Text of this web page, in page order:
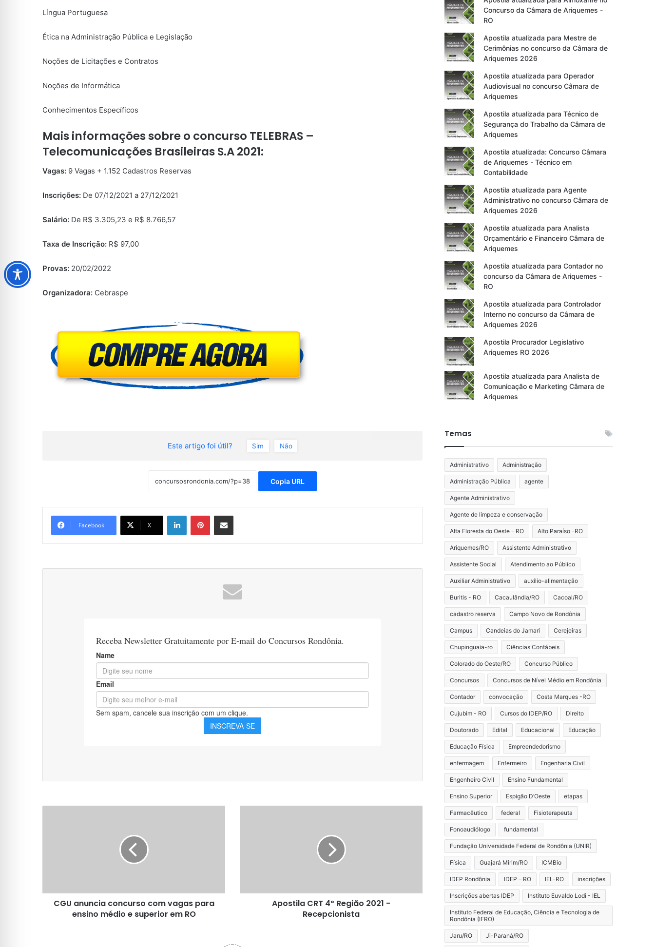
Língua Portuguesa
Ética na Administração Pública e Legislação
Noções de Licitações e Contratos
Noções de Informática
Conhecimentos Específicos
Mais informações sobre o concurso TELEBRAS –
Telecomunicações Brasileiras S.A 2021:
Vagas: 9 Vagas + 1.152 Cadastros Reservas
Inscrições: De 07/12/2021 a 27/12/2021
Salário: De R$ 3.305,23 e R$ 8.766,57
Taxa de Inscrição: R$ 97,00
Provas: 20/02/2022
Organizadora: Cebraspe
Este artigo foi útil? Sim Não
Copia URL
Facebook X
LinkedinPinterestCompartilhar via e-mail
e
superior
CGU anuncia concurso com vagas para
ensino médio e superior em RO
Apostila CRT 4º Região 2021 -
Recepcionista
Concurso da Câmara de Ariquemes -
RO
Apostila atualizada para Mestre de
Cerimônias no concurso da Câmara de
Ariquemes 2026
Apostila atualizada para Operador
Audiovisual no concurso Câmara de
Ariquemes
Apostila atualizada para Técnico de
Segurança do Trabalho da Câmara de
Ariquemes
Apostila atualizada: Concurso Câmara
de Ariquemes - Técnico em
Contabilidade
Apostila atualizada para Agente
Administrativo no concurso Câmara de
Ariquemes 2026
Apostila atualizada para Analista
Orçamentário e Financeiro Câmara de
Ariquemes
Apostila atualizada para Contador no
concurso da Câmara de Ariquemes -
RO
Apostila atualizada para Controlador
Interno no concurso da Câmara de
Ariquemes 2026
Apostila Procurador Legislativo
Ariquemes RO 2026
Apostila atualizada para Analista de
Comunicação e Marketing Câmara de
Ariquemes
Temas
Administrativo Administração
Administração Pública agente
Agente Administrativo
Agente de limpeza e conservação
Alta Floresta do Oeste - RO Alto Paraíso -RO
Ariquemes/RO Assistente Administrativo
Assistente Social Atendimento ao Público
Auxiliar Administrativo auxílio-alimentação
Buritis - RO Cacaulândia/RO Cacoal/RO
cadastro reserva Campo Novo de Rondônia
Campus Candeias do Jamari Cerejeiras
Chupinguaia-ro Ciências Contábeis
Colorado do Oeste/RO Concurso Público
Concursos Concursos de Nível Médio em Rondônia
Contador convocação Costa Marques -RO
Cujubim - RO Cursos do IDEP/RO Direito
Doutorado Edital Educacional Educação
Educação Física Empreendedorismo
enfermagem Enfermeiro Engenharia Civil
Engenheiro Civil Ensino Fundamental
Ensino Superior Espigão D’Oeste etapas
Farmacêutico federal Fisioterapeuta
Fonoaudiólogo fundamental
Fundação Universidade Federal de Rondônia (UNIR)
Física Guajará Mirim/RO ICMBio
IDEP Rondônia IDEP – RO IEL-RO inscrições
Inscrições abertas IDEP Instituto Euvaldo Lodi - IEL
Instituto Federal de Educação, Ciência e Tecnologia de
Rondônia (IFRO)
Jaru/RO Ji-Paraná/RO